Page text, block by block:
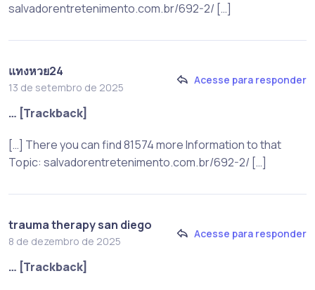
salvadorentretenimento.com.br/692-2/ […]
แทงหวย24
13 de setembro de 2025
Acesse para responder
… [Trackback]
[…] There you can find 81574 more Information to that
Topic: salvadorentretenimento.com.br/692-2/ […]
trauma therapy san diego
8 de dezembro de 2025
Acesse para responder
… [Trackback]